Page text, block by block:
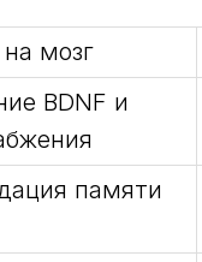
мозг
BDNF и
памяти